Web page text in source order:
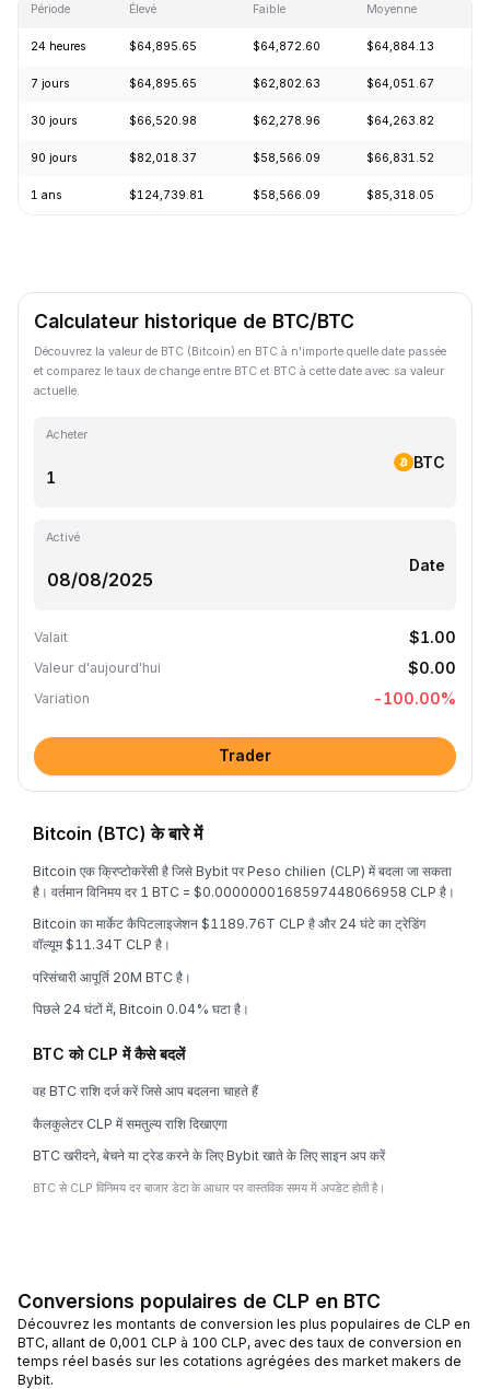
Période Élevé Faible Moyenne
24 heures $64,895.65 $64,872.60 $64,884.13
7 jours $64,895.65 $62,802.63 $64,051.67
30 jours $66,520.98 $62,278.96 $64,263.82
90 jours $82,018.37 $58,566.09 $66,831.52
1 ans $124,739.81 $58,566.09 $85,318.05
Calculateur historique de BTC/BTC
Découvrez la valeur de BTC (Bitcoin) en BTC à n'importe quelle date passée
et comparez le taux de change entre BTC et BTC à cette date avec sa valeur
actuelle.
Acheter
BTC
Activé
Date
Valait $1.00
Valeur d'aujourd'hui $0.00
Variation -100.00%
Trader
Bitcoin (BTC) के बारे में
Bitcoin एक क्रिप्टोकरेंसी है जिसे Bybit पर Peso chilien (CLP) में बदला जा सकता
है। वर्तमान विनिमय दर 1 BTC = $0.0000000168597448066958 CLP है।
Bitcoin का मार्केट कैपिटलाइजेशन $1189.76T CLP है और 24 घंटे का ट्रेडिंग
वॉल्यूम $11.34T CLP है।
परिसंचारी आपूर्ति 20M BTC है।
पिछले 24 घंटों में, Bitcoin 0.04% घटा है।
BTC को CLP में कैसे बदलें
वह BTC राशि दर्ज करें जिसे आप बदलना चाहते हैं
कैलकुलेटर CLP में समतुल्य राशि दिखाएगा
BTC खरीदने, बेचने या ट्रेड करने के लिए Bybit खाते के लिए साइन अप करें
BTC से CLP विनिमय दर बाजार डेटा के आधार पर वास्तविक समय में अपडेट होती है।
Conversions populaires de CLP en BTC
Découvrez les montants de conversion les plus populaires de CLP en
BTC, allant de 0,001 CLP à 100 CLP, avec des taux de conversion en
temps réel basés sur les cotations agrégées des market makers de
Bybit.